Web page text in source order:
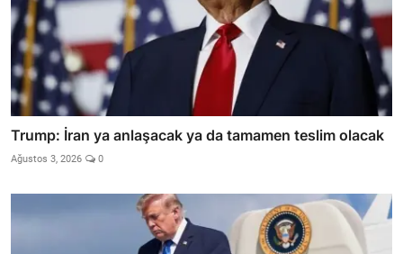
Trump: İran ya anlaşacak ya da tamamen teslim olacak
Ağustos 3, 2026 0